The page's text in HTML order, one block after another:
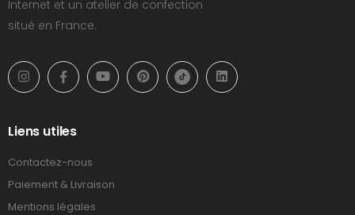
Internet et un atelier de confection
situé en France.
Liens utiles
Contactez-nous
Paiement & Livraison
Mentions légales